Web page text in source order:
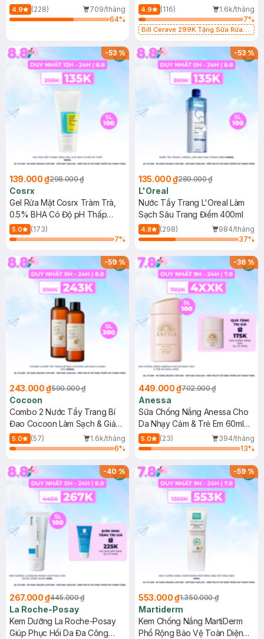
500ml
4.9 (228)
709/tháng
64%
473ml
4.9 (116)
1.6k/tháng
7%
Bill Cerave 299K Tặng Sữa Rửa
-53%
139.000 ₫298.000 ₫
Cosrx
Gel Rửa Mặt Cosrx Tràm Trà,
0.5% BHA Có Độ pH Thấp
150ml
5.0
(173)
7%
-53%
135.000 ₫289.000 ₫
L'Oreal
Nước Tẩy Trang L'Oreal Làm
Sạch Sâu Trang Điểm 400ml
4.8 (298)
984/tháng
37%
-59%
243.000 ₫590.000 ₫
Cocoon
Combo 2 Nước Tẩy Trang Bí
Đao Cocoon Làm Sạch & Giảm
Dầu 500ml
5.0 (57)
1.6k/tháng
6%
-36%
449.000 ₫702.000 ₫
Anessa
Sữa Chống Nắng Anessa Cho
Da Nhạy Cảm & Trẻ Em 60ml
(Mới)
5.0 (23)
394/tháng
13%
-40%
267.000 ₫445.000 ₫
La Roche-Posay
Kem Dưỡng La Roche-Posay
Giúp Phục Hồi Da Đa Công
-59%
553.000 ₫1.350.000 ₫
Martiderm
Kem Chống Nắng MartiDerm
Phổ Rộng Bảo Vệ Toàn Diện